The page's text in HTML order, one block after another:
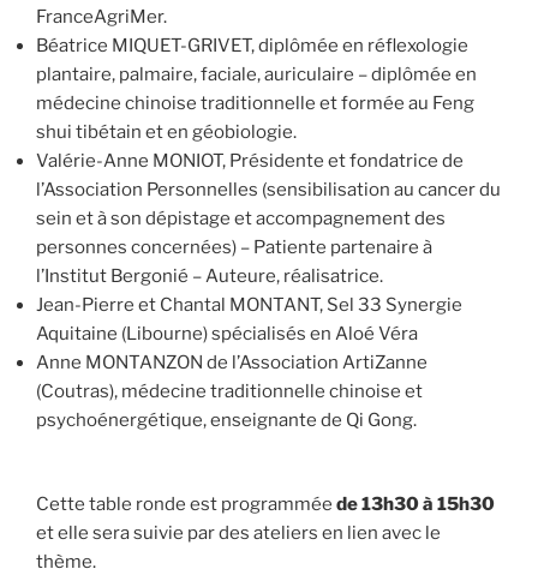
FranceAgriMer.
Béatrice MIQUET-GRIVET, diplômée en réflexologie
plantaire, palmaire, faciale, auriculaire – diplômée en
médecine chinoise traditionnelle et formée au Feng
shui tibétain et en géobiologie.
Valérie-Anne MONIOT, Présidente et fondatrice de
l’Association Personnelles (sensibilisation au cancer du
sein et à son dépistage et accompagnement des
personnes concernées) – Patiente partenaire à
l’Institut Bergonié – Auteure, réalisatrice.
Jean-Pierre et Chantal MONTANT, Sel 33 Synergie
Aquitaine (Libourne) spécialisés en Aloé Véra
Anne MONTANZON de l’Association ArtiZanne
(Coutras), médecine traditionnelle chinoise et
psychoénergétique, enseignante de Qi Gong.
Cette table ronde est programmée de 13h30 à 15h30
et elle sera suivie par des ateliers en lien avec le
thème.